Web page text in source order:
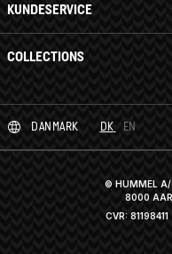
KUNDESERVICE
COLLECTIONS
DANMARK DK EN
© HUMMEL A/
8000
CVR: 81198411